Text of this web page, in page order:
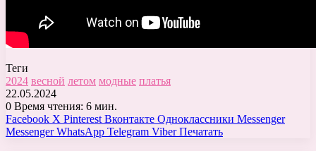
Теги
2024 весной летом модные платья
22.05.2024
0 Время чтения: 6 мин.
Facebook X Pinterest Вконтакте Одноклассники Messenger
Messenger WhatsApp Telegram Viber Печатать